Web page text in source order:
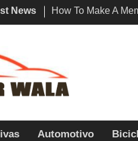
News
How To Make A
Impression With A
Rental In Los
Vehicle Transport
Unveiling the Allure:
Navi a Popular
Automotivo